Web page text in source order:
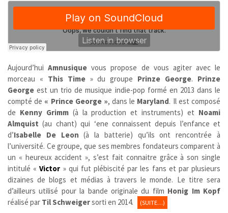
Aujourd’huiAmnusique vous propose de vous agiter avec le
morceau « This Time» du groupe Prinze George. Prinze
George est un trio de musique indie-pop formé en 2013 dans le
compté de « Prince George », dans le Maryland. Il est composé
de Kenny Grimm(à la production et instruments) et Noami
Almquist (au chant) qui ‘ene connaissent depuis l’enfance et
d’Isabelle De Leon (à la batterie) qu’ils ont rencontrée à
l’université. Ce groupe, que ses membres fondateurs comparent à
un « heureux accident », s’est fait connaitre grâce à son single
intitulé «Victor » qui fut plébiscité par les fans et par plusieurs
dizaines de blogs et médias à travers le monde. Le titre sera
d’ailleurs utilisé pour la bande originale du film Honig Im Kopf
réalisé par Til Schweigersorti en 2014. (SUITE…)